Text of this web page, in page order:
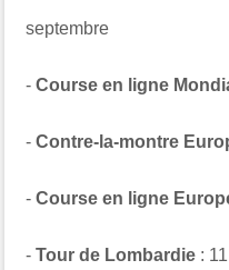
septembre
-Course en ligne
-Contre-la-montre
-Course en ligne
-Tour de Lombardie :